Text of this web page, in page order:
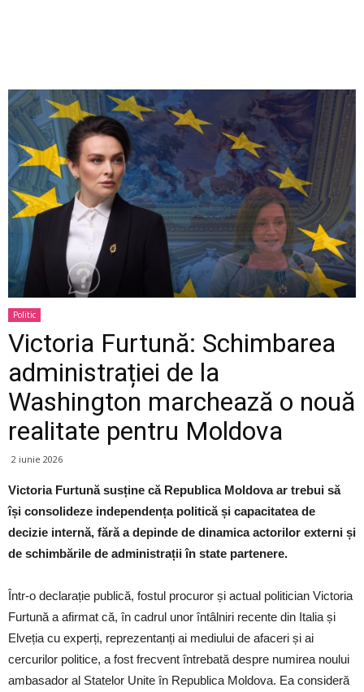
Politic
Victoria Furtună: Schimbarea
administrației de la
Washington marchează o nouă
realitate pentru Moldova
2 iunie 2026
Victoria Furtună susține că Republica Moldova ar trebui să
își consolideze independența politică și capacitatea de
decizie internă, fără a depinde de dinamica actorilor externi și
de schimbările de administrații în state partenere.
Într-o declarație publică, fostul procuror și actual politician Victoria
Furtună a afirmat că, în cadrul unor întâlniri recente din Italia și
Elveția cu experți, reprezentanți ai mediului de afaceri și ai
cercurilor politice, a fost frecvent întrebată despre numirea noului
ambasador al Statelor Unite în Republica Moldova. Ea consideră